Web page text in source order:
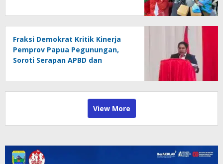
Fraksi Demokrat Kritik Kinerja
Pemprov Papua Pegunungan,
Soroti Serapan APBD dan
View More